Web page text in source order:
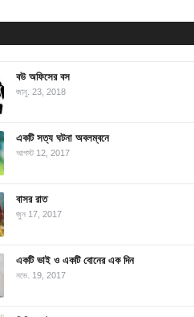
বউ অফিসের বস
জানু. 23, 2018
একটি সত্য ঘটনা অবলম্বনে
আগস্ট 12, 2017
বাসর রাত
জুন 17, 2017
একটি ভাই ও একটি বোনের এক দিন
নভে. 19, 2017